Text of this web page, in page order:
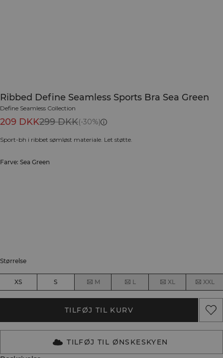
Ribbed Define Seamless Sports Bra Sea Green
Define Seamless Collection
209 DKK299 DKK(-30%)
Sport-bh i ribbet sømløst materiale. Let støtte.
Farve: Sea Green
Størrelse
XS S M L XL XXL
TILFØJ TIL KURV
TILFØJ TIL ØNSKESKYEN